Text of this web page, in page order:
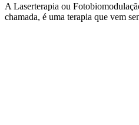
A Laserterapia ou
chamada, é uma terapia que vem